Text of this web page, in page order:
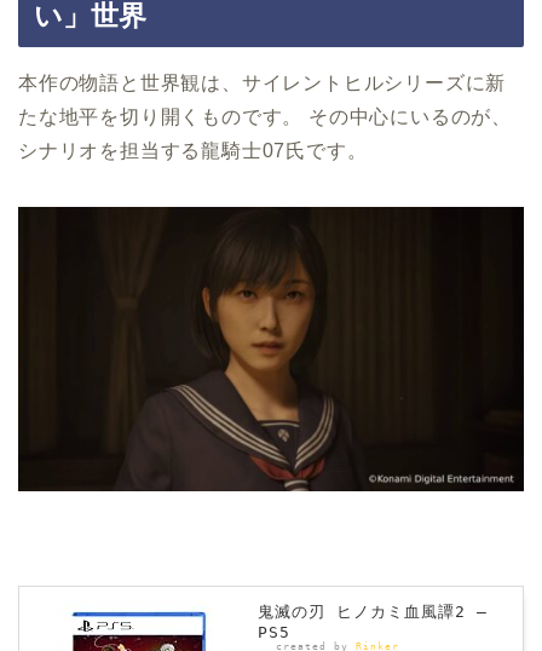
い」世界
本作の物語と世界観は、サイレントヒルシリーズに新
たな地平を切り開くものです。 その中心にいるのが、
シナリオを担当する龍騎士07氏です。
鬼滅の刃 ヒノカミ血風譚2 –
PS5
created by Rinker